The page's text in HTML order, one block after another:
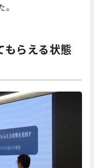
もらえる状態